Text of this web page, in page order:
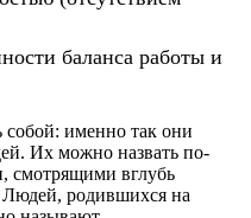
баланса работы и
именно так они
Их можно назвать по-
смотрящими вглубь
Людей, родившихся на